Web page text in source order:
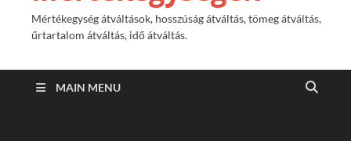
Mértékegység átváltások, hosszúság átváltás, tömeg átváltás,
űrtartalom átváltás, idő átváltás.
MAIN MENU